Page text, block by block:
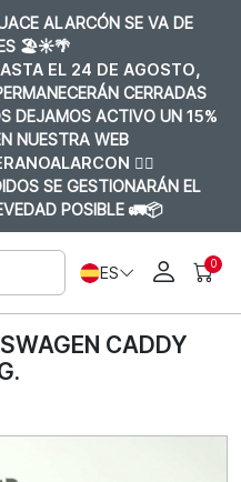
ALARCÓN SE VA DE
🏖️☀️🌴
EL 24 DE AGOSTO,
CERRADAS
DEJAMOS ACTIVO UN 15%
NUESTRA WEB
👈🏼
SE GESTIONARÁN EL
POSIBLE 🚛📦
ES 0
CADDY